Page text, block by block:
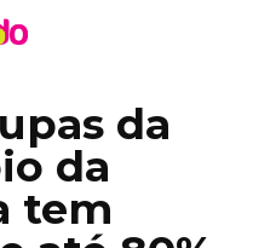
da
da
tem